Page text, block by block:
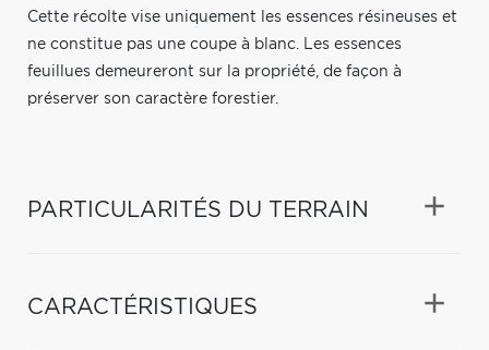
Cette récolte vise uniquement les essences résineuses et
ne constitue pas une coupe à blanc. Les essences
feuillues demeureront sur la propriété, de façon à
préserver son caractère forestier.
PARTICULARITÉS DU TERRAIN
CARACTÉRISTIQUES